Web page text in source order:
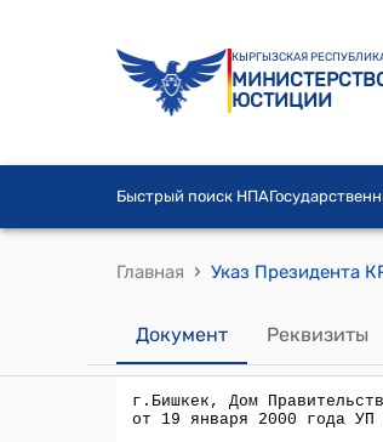
КЫРГЫЗСКАЯ
ЮСТИЦИИ
Быстрый поиск НПА
Главная ›
Документ Реквизиты